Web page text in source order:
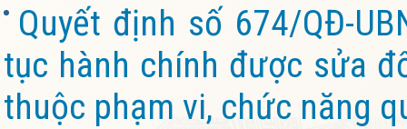
Quyết định số 674/QĐ-
tục hành chính được sửa
thuộc phạm vi, chức năng